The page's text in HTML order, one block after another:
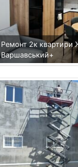
Ремонт 2к квартири
Варшавський+